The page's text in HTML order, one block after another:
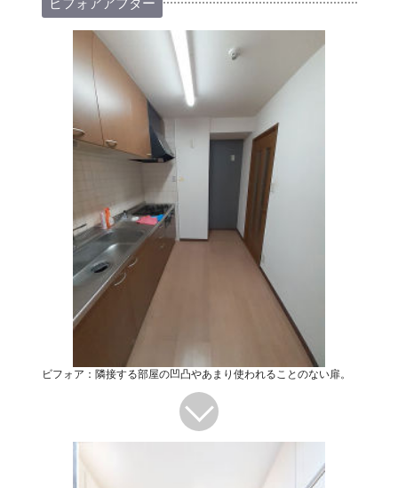
ビフォアアフター
ビフォア：隣接する部屋の凹凸やあまり使われることのない扉。